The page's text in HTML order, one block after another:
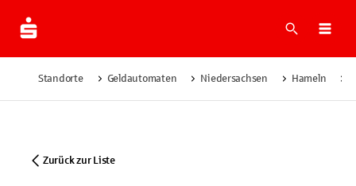
Suche
Standorte Geldautomaten Niedersachsen Hameln
Zurück zur Liste